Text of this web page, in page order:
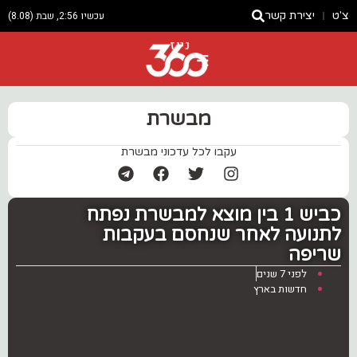
צ'ט יצירת קשר עכשיו 2:56, שבת (8.08)
ניוז
מבשרת
עקבו לכל עדכוני מבשרת
כביש 1 בין מוצא למבשרת נפתח
לתנועה לאחר שנחסם בעקבות
שריפה
לפני 7 שנים
חדשות בארץ